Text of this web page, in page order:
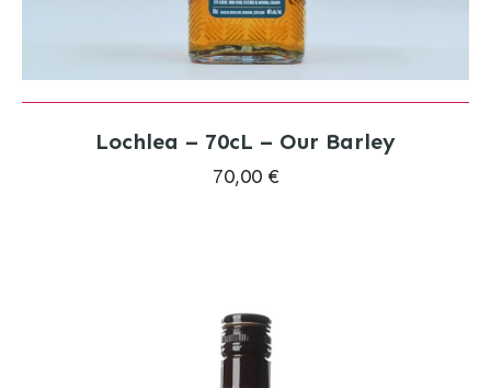
Lochlea – 70cL – Our Barley
70,00 €